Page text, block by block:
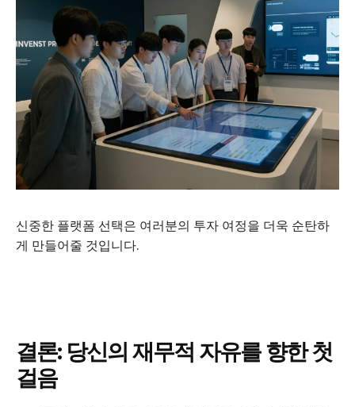
구독 플랜
마이페이지
신중한 플랫폼 선택은 여러분의 투자 여정을 더욱 순탄하
게 만들어줄 것입니다.
결론: 당신의 재무적 자유를 향한 첫
걸음